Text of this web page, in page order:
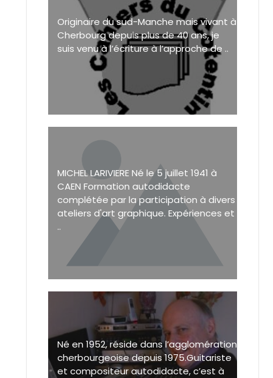
Originaire du sud-Manche mais vivant à
Cherbourg depuis plus de 40 ans, je
suis venu à l’écriture à l’approche de ..
MICHEL LARIVIERE Né le 5 juillet 1941 à
CAEN Formation autodidacte
complétée par la participation à divers
ateliers d'art graphique. Expériences et
..
Né en 1952, réside dans l’agglomération
cherbourgeoise depuis 1975.Guitariste
et compositeur autodidacte, c’est à